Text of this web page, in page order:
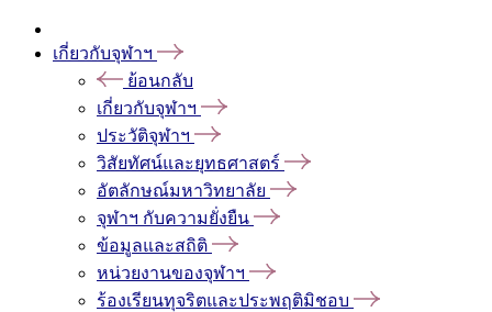
เกี่ยวกับจุฬาฯ
ย้อนกลับ
เกี่ยวกับจุฬาฯ
ประวัติจุฬาฯ
วิสัยทัศน์และยุทธศาสตร์
อัตลักษณ์มหาวิทยาลัย
จุฬาฯ กับความยั่งยืน
ข้อมูลและสถิติ
หน่วยงานของจุฬาฯ
ร้องเรียนทุจริตและประพฤติมิชอบ